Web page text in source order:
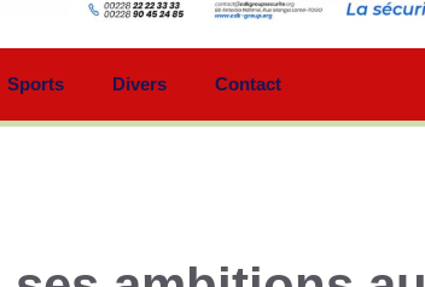
Sports Divers Contact